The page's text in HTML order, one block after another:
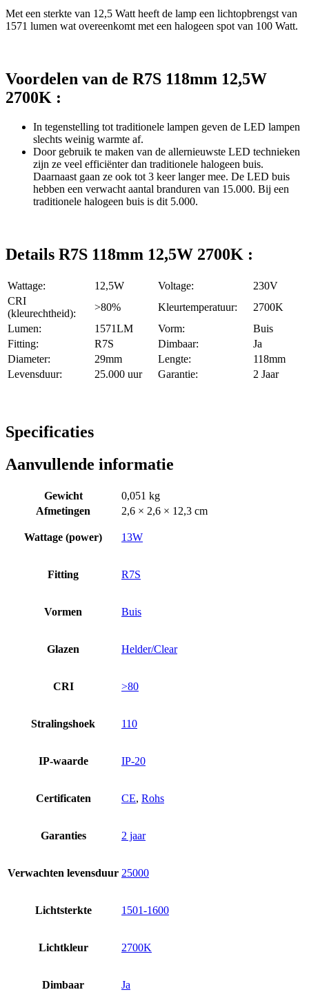
Met een sterkte van 12,5 Watt heeft de lamp een lichtopbrengst van
1571 lumen wat overeenkomt met een halogeen spot van 100 Watt.
Voordelen van de R7S 118mm 12,5W
2700K :
In tegenstelling tot traditionele lampen geven de LED lampen
slechts weinig warmte af.
Door gebruik te maken van de allernieuwste LED technieken
zijn ze veel efficiënter dan traditionele halogeen buis.
Daarnaast gaan ze ook tot 3 keer langer mee. De LED buis
hebben een verwacht aantal branduren van 15.000. Bij een
traditionele halogeen buis is dit 5.000.
Details R7S 118mm 12,5W 2700K :
Wattage: 12,5W Voltage:
230V
CRI
(kleurechtheid):
>80% Kleurtemperatuur:
2700K
Lumen:
1571LM Vorm:
Buis
Fitting:
R7S Dimbaar:
Ja
Diameter:
29mm Lengte:
118mm
Levensduur:
25.000 uur Garantie: 2 Jaar
Specificaties
Aanvullende informatie
Gewicht
0,051 kg
Afmetingen
2,6 × 2,6 × 12,3 cm
Wattage (power) 13W
Fitting R7S
Vormen Buis
Glazen Helder/Clear
CRI >80
Stralingshoek 110
IP-waarde IP-20
Certificaten CE, Rohs
Garanties 2 jaar
Verwachten levensduur 25000
Lichtsterkte 1501-1600
Lichtkleur 2700K
Dimbaar Ja